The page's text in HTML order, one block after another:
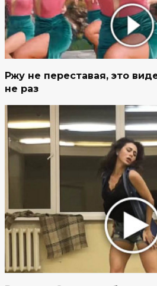
Ржу не переставая, это
не раз